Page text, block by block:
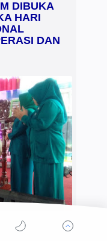
DIBUKA
HARI
DAN